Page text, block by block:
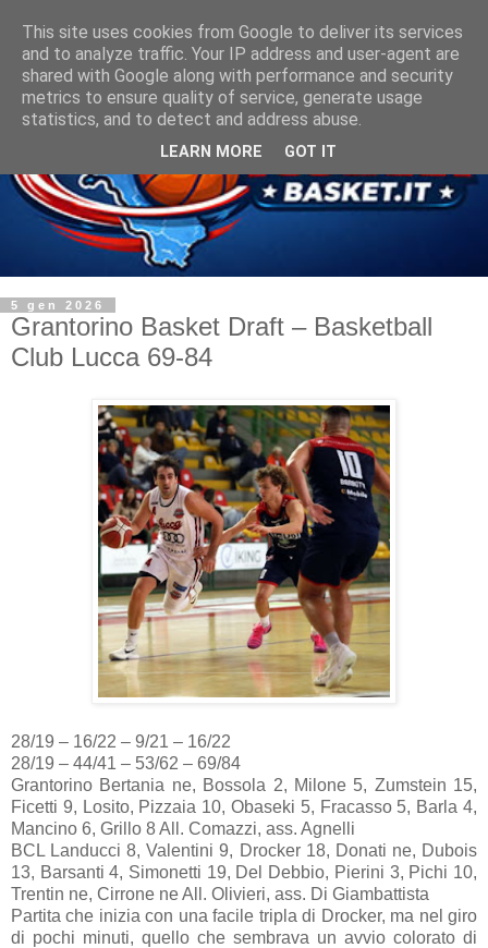
5 gen 2026
Grantorino Basket Draft – Basketball
Club Lucca 69-84
28/19 – 16/22 – 9/21 – 16/22
28/19 – 44/41 – 53/62 – 69/84
Grantorino Bertania ne, Bossola 2, Milone 5, Zumstein 15,
Ficetti 9, Losito, Pizzaia 10, Obaseki 5, Fracasso 5, Barla 4,
Mancino 6, Grillo 8 All. Comazzi, ass. Agnelli
BCL Landucci 8, Valentini 9, Drocker 18, Donati ne, Dubois
13, Barsanti 4, Simonetti 19, Del Debbio, Pierini 3, Pichi 10,
Trentin ne, Cirrone ne All. Olivieri, ass. Di Giambattista
Partita che inizia con una facile tripla di Drocker, ma nel giro
di pochi minuti, quello che sembrava un avvio colorato di
This site uses cookies from Google to deliver its services
and to analyze traffic. Your IP address and user-agent are
shared with Google along with performance and security
metrics to ensure quality of service, generate usage
statistics, and to detect and address abuse.
LEARN MORE GOT IT